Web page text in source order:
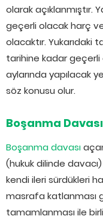
olarak açıklanmıştır.
geçerli olacak harç ve
olacaktır. Yukarıdaki
tarihine kadar geçerli
aylarında yapılacak
söz konusu olur.
Boşanma
Boşanma davası
(hukuk dilinde
kendi ileri sürdükleri
masrafa katlanması
tamamlanması ile